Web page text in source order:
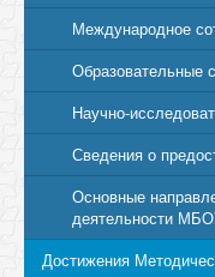
Международное
Образовательные
Научно-
Сведения о
Основные
деятельности
Достижения